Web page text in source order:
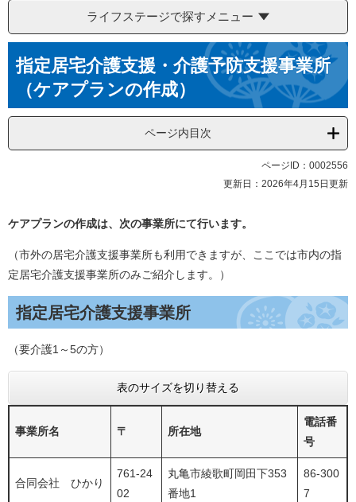
ライフステージで探すメニュー
文指定居宅介護支援・介護予防支援事業所
（ケアプランの作成）
ページ内目次
ページID：0002556
更新日：2026年4月15日更新
ケアプランの作成は、次の事業所にて行います。
（市外の居宅介護支援事業所も利用できますが、ここでは市内の指
定居宅介護支援事業所のみご紹介します。）
指定居宅介護支援事業所
（要介護1～5の方）
表のサイズを切り替える
事業所名 〒 所在地
電話番
号
合同会社 ひかり
761-24
02
丸亀市綾歌町岡田下353
番地1
86-300
7